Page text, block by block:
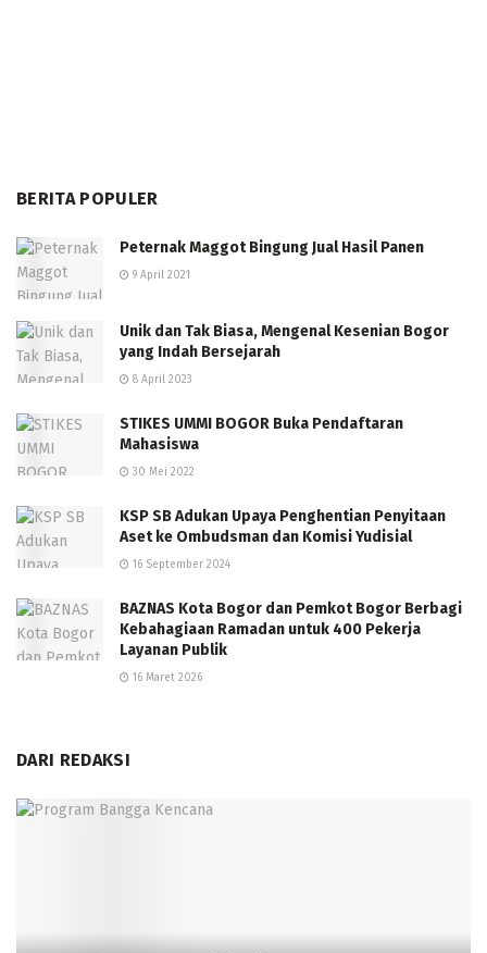
BERITA POPULER
Peternak Maggot Bingung Jual Hasil Panen
9 April 2021
Unik dan Tak Biasa, Mengenal Kesenian Bogor
yang Indah Bersejarah
8 April 2023
STIKES UMMI BOGOR Buka Pendaftaran
Mahasiswa
30 Mei 2022
KSP SB Adukan Upaya Penghentian Penyitaan
Aset ke Ombudsman dan Komisi Yudisial
16 September 2024
BAZNAS Kota Bogor dan Pemkot Bogor Berbagi
Kebahagiaan Ramadan untuk 400 Pekerja
Layanan Publik
16 Maret 2026
DARI REDAKSI